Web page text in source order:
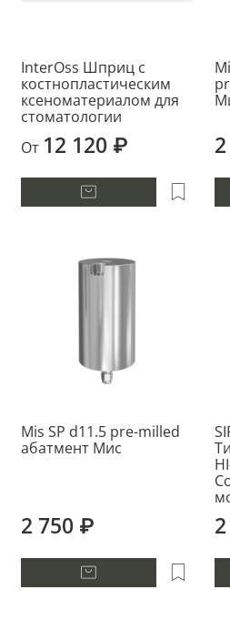
InterOss Шприц с
костнопластическим
ксеноматериалом для
стоматологии
От 12 120 ₽
Mis SP d11.5 pre-milled
абатмент Мис
2 750 ₽